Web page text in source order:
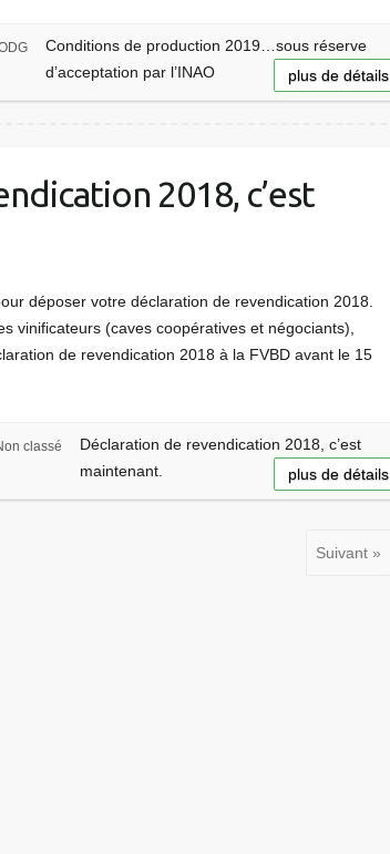
Conditions de production 2019…sous réserve
d’acceptation par l’INAO
plus de détails
2018, c’est
déposer votre déclaration de revendication 2018.
vinificateurs (caves coopératives et négociants),
de revendication 2018 à la FVBD avant le 15
classé
Déclaration de revendication 2018, c’est
maintenant.
plus de détails
Suivant »